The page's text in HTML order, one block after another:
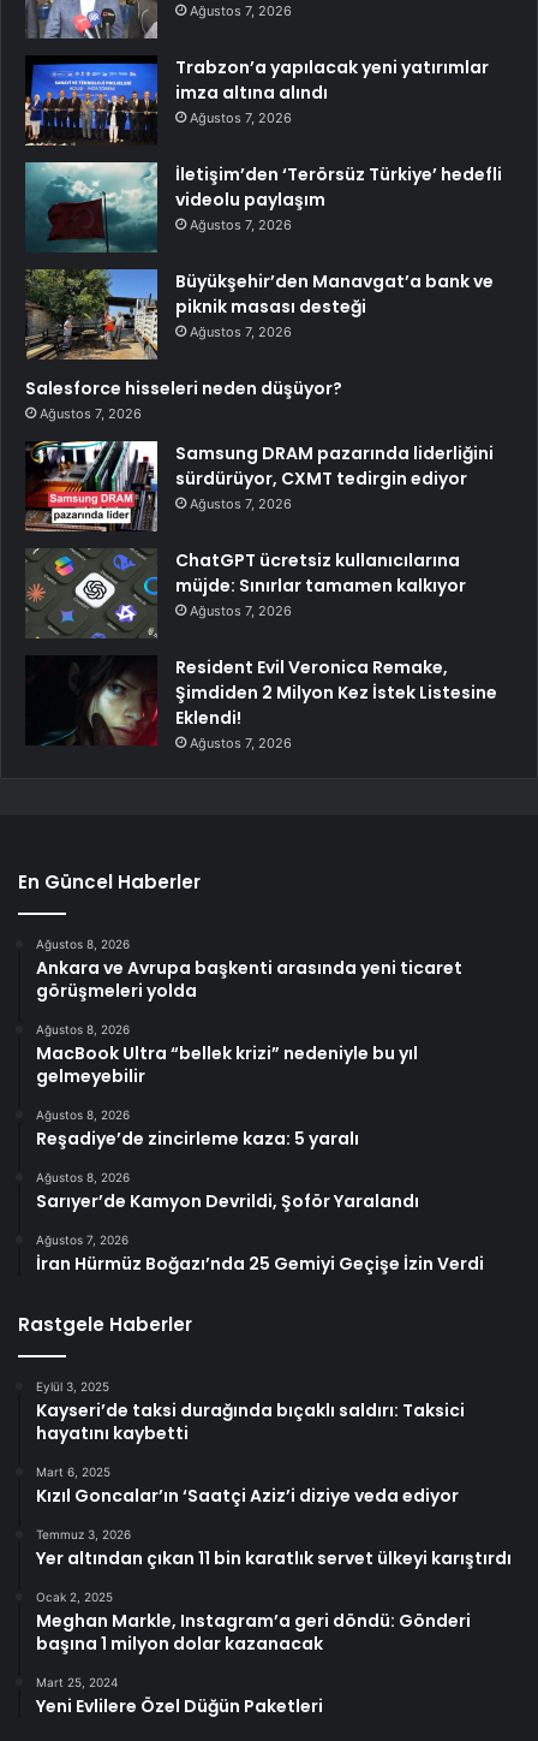
Ağustos 7, 2026
Trabzon’a yapılacak yeni yatırımlar
imza altına alındı
Ağustos 7, 2026
İletişim’den ‘Terörsüz Türkiye’ hedefli
videolu paylaşım
Ağustos 7, 2026
Büyükşehir’den Manavgat’a bank ve
piknik masası desteği
Ağustos 7, 2026
Salesforce hisseleri neden düşüyor?
Ağustos 7, 2026
Samsung DRAM pazarında liderliğini
sürdürüyor, CXMT tedirgin ediyor
Ağustos 7, 2026
ChatGPT ücretsiz kullanıcılarına
müjde: Sınırlar tamamen kalkıyor
Ağustos 7, 2026
Resident Evil Veronica Remake,
Şimdiden 2 Milyon Kez İstek Listesine
Eklendi!
Ağustos 7, 2026
En Güncel Haberler
Ağustos 8, 2026
Ankara ve Avrupa başkenti arasında yeni ticaret
görüşmeleri yolda
Ağustos 8, 2026
MacBook Ultra “bellek krizi” nedeniyle bu yıl
gelmeyebilir
Ağustos 8, 2026
Reşadiye’de zincirleme kaza: 5 yaralı
Ağustos 8, 2026
Sarıyer’de Kamyon Devrildi, Şoför Yaralandı
Ağustos 7, 2026
İran Hürmüz Boğazı’nda 25 Gemiyi Geçişe İzin Verdi
Rastgele Haberler
Eylül 3, 2025
Kayseri’de taksi durağında bıçaklı saldırı: Taksici
hayatını kaybetti
Mart 6, 2025
Kızıl Goncalar’ın ‘Saatçi Aziz’i diziye veda ediyor
Temmuz 3, 2026
Yer altından çıkan 11 bin karatlık servet ülkeyi karıştırdı
Ocak 2, 2025
Meghan Markle, Instagram’a geri döndü: Gönderi
başına 1 milyon dolar kazanacak
Mart 25, 2024
Yeni Evlilere Özel Düğün Paketleri